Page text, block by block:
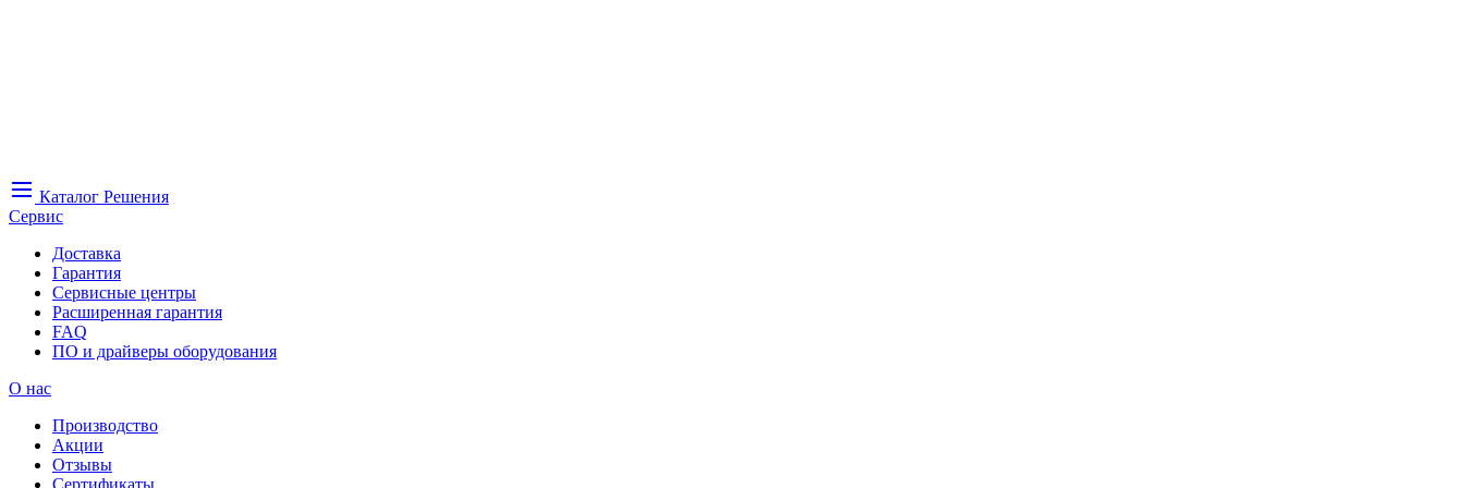
Каталог Решения
Сервис
Доставка
Гарантия
Сервисные центры
Расширенная гарантия
FAQ
ПО и драйверы оборудования
О нас
Производство
Акции
Отзывы
Сертификаты